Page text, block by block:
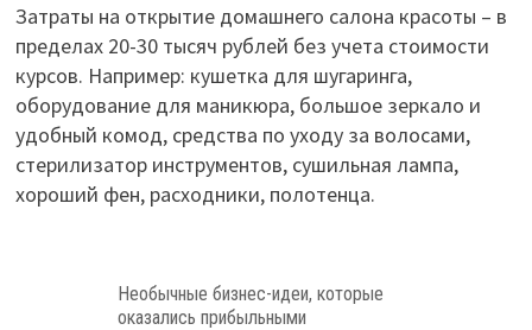
Затраты на открытие домашнего салона красоты – в
пределах 20-30 тысяч рублей без учета стоимости
курсов. Например: кушетка для шугаринга,
оборудование для маникюра, большое зеркало и
удобный комод, средства по уходу за волосами,
стерилизатор инструментов, сушильная лампа,
хороший фен, расходники, полотенца.
Необычные бизнес-идеи, которые
оказались прибыльными